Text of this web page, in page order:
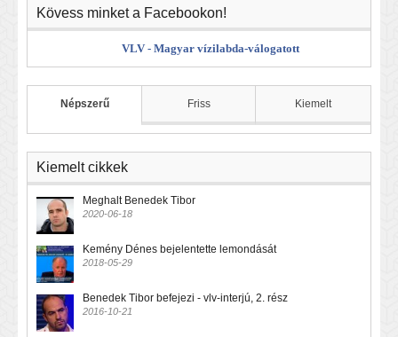
Kövess minket a Facebookon!
VLV - Magyar vízilabda-válogatott
Népszerű Friss Kiemelt
Kiemelt cikkek
Meghalt Benedek Tibor
2020-06-18
Kemény Dénes bejelentette lemondását
2018-05-29
Benedek Tibor befejezi - vlv-interjú, 2. rész
2016-10-21